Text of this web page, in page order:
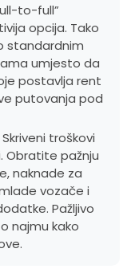
to-full”
opcija. Tako
standardnim
umjesto da
postavlja rent
putovanja pod
Skriveni troškovi
Obratite pažnju
naknade za
vozače i
Pažljivo
najmu kako